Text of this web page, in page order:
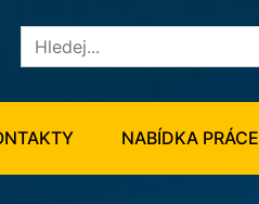
NABÍDKA PRÁCE